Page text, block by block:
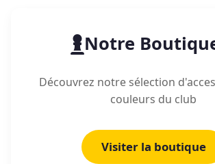
Notre
Découvrez notre sélection
couleurs du club
Visiter la boutique